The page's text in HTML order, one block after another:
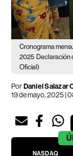
Cronograma
2025 Declaración
Oficial)
PorDaniel Salazar
19 de mayo, 2025 |
NASDAQ